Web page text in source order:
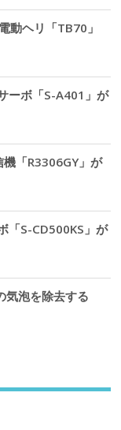
動ヘリ「TB70」
ーボ「S-A401」が
「R3306GY」が
「S-CD500KS」が
気泡を除去する